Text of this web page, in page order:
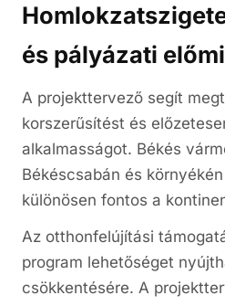
és pályázati
A projekttervező segít
korszerűsítést és
alkalmasságot. Békés
Békéscsabán és
különösen fontos a
Az otthonfelújítási
program lehetőséget
csökkentésére. A